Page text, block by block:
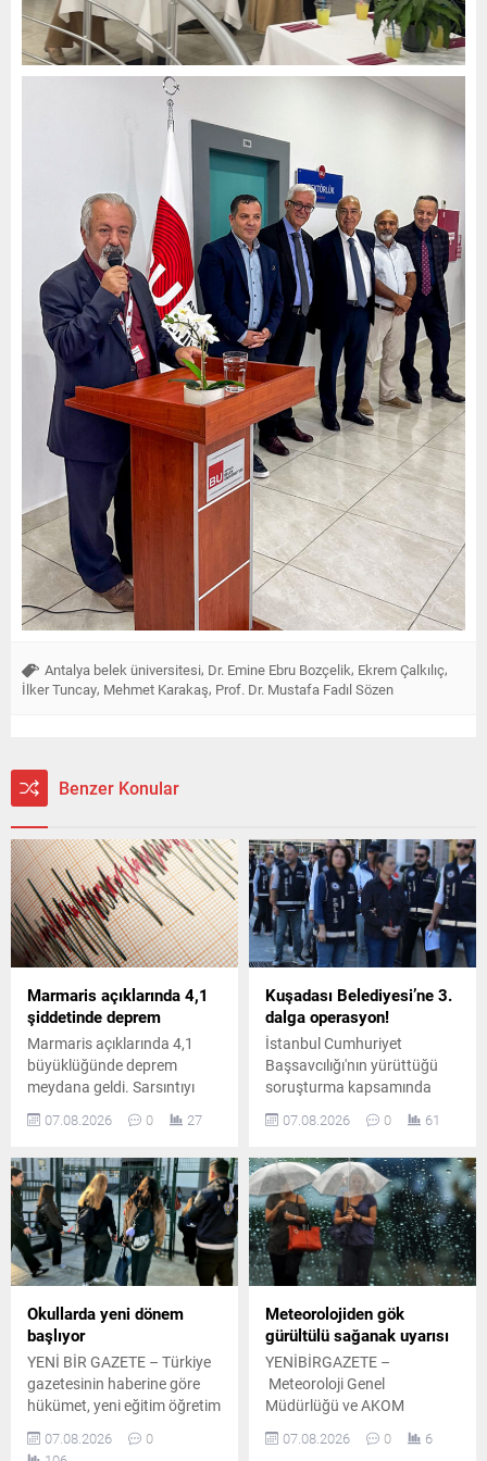
Antalya belek üniversitesi, Dr. Emine Ebru Bozçelik, Ekrem Çalkılıç,
İlker Tuncay, Mehmet Karakaş, Prof. Dr. Mustafa Fadıl Sözen
Benzer Konular
Marmaris açıklarında 4,1
şiddetinde deprem
Marmaris açıklarında 4,1
büyüklüğünde deprem
meydana geldi. Sarsıntıyı
hisseden bölge halkı kısa
süreli panik yaşarken, AFAD
incelemelerde herhangi bir
olumsuzluğa rastlanmadığı
açıklandı.
07.08.2026 0 27
Kuşadası Belediyesi’ne 3.
dalga operasyon!
İstanbul Cumhuriyet
Başsavcılığı'nın yürüttüğü
soruşturma kapsamında
Kuşadası Belediyesi'ne
yönelik operasyonların 3.
Ekipler İzmir, Aydın ve
Antalya'da belirlenen
adreslere eş zamanlı
operasyon düzenledi.
07.08.2026 0 61
Okullarda yeni dönem
başlıyor
YENİ BİR GAZETE – Türkiye
gazetesinin haberine göre
hükümet, yeni eğitim öğretim
güvenliğini artırmaya yönelik
07.08.2026
0
Meteorolojiden gök
gürültülü sağanak uyarısı
YENİBİRGAZETE –
Meteoroloji Genel
Müdürlüğü ve AKOM
bölgelerinde sağanak yağış
07.08.2026 0 6